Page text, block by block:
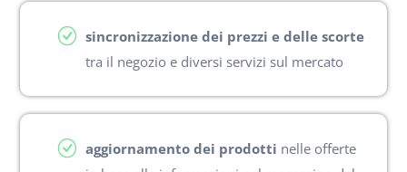
sincronizzazione dei prezzi e delle scorte
tra il negozio e diversi servizi sul mercato
aggiornamento dei prodotti nelle offerte